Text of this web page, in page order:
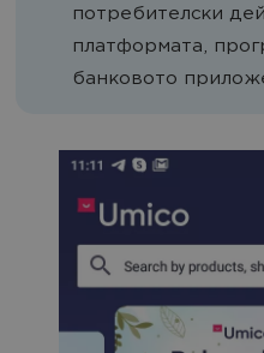
потребителски
платформата,
банковото